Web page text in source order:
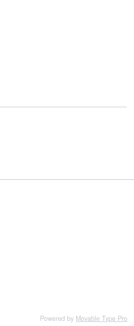
Powered by Movable Type Pro